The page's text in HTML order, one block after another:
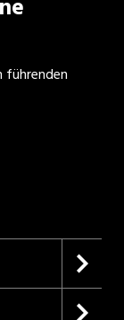
führenden